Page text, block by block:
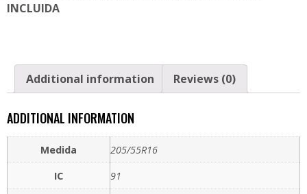
INCLUIDA
Additional information Reviews (0)
ADDITIONAL INFORMATION
Medida
205/55R16
IC
91